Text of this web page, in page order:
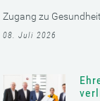
Zugang zu
08. Juli 2026